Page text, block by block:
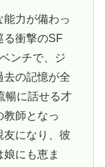
能力が備わっ
る衝撃のSF
ンチで、ジ
去の記憶が全
暢に話せる才
教師となっ
友になり、彼
にも恵ま